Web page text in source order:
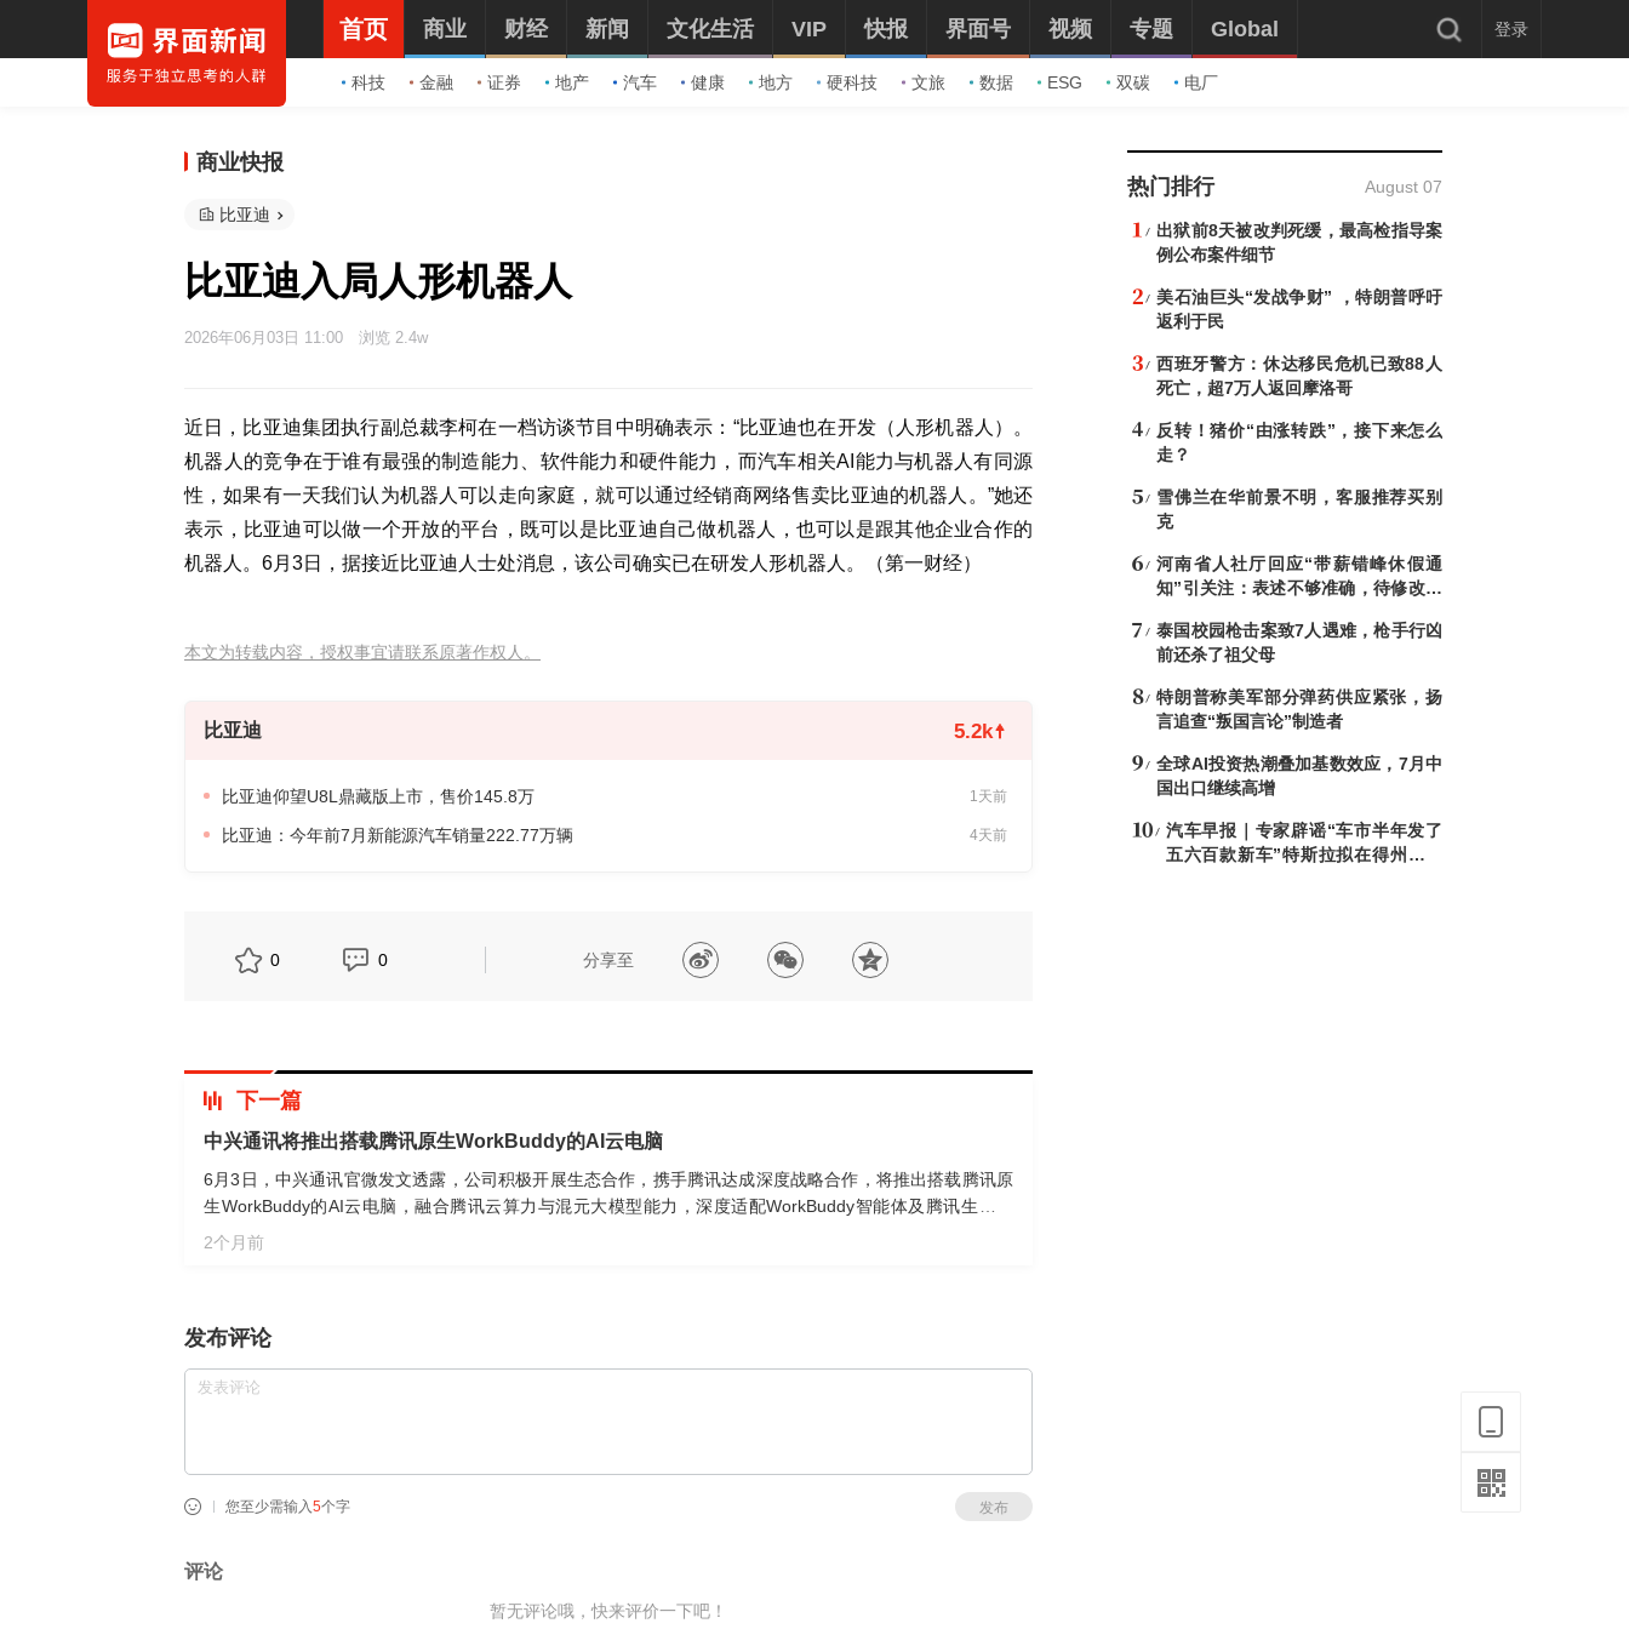
首页
科技 金融 证券 地产 汽车 健康 地方 硬科技 文旅 数据 ESG 双碳 电厂
商业 财经 新闻 文化生活 VIP 快报 界面号 视频 专题 Global 登录
商业快报
比亚迪
比亚迪入局人形机器人
2026年06月03日 11:00 浏览 2.4w
近日，比亚迪集团执行副总裁李柯在一档访谈节目中明确表示：“比亚迪也在开发（人形机器人）。
机器人的竞争在于谁有最强的制造能力、软件能力和硬件能力，而汽车相关AI能力与机器人有同源
性，如果有一天我们认为机器人可以走向家庭，就可以通过经销商网络售卖比亚迪的机器人。”她还
表示，比亚迪可以做一个开放的平台，既可以是比亚迪自己做机器人，也可以是跟其他企业合作的
机器人。6月3日，据接近比亚迪人士处消息，该公司确实已在研发人形机器人。（第一财经）
本文为转载内容，授权事宜请联系原著作权人。
比亚迪 5.2k
比亚迪仰望U8L鼎藏版上市，售价145.8万 1天前
比亚迪：今年前7月新能源汽车销量222.77万辆 4天前
0 0 分享至
下一篇
中兴通讯将推出搭载腾讯原生WorkBuddy的AI云电脑
6月3日，中兴通讯官微发文透露，公司积极开展生态合作，携手腾讯达成深度战略合作，将推出搭载腾讯原
生WorkBuddy的AI云电脑，融合腾讯云算力与混元大模型能力，深度适配WorkBuddy智能体及腾讯生态应
用，面向学生、职场人、OPC一人公司及小微团队。
2个月前
发布评论
您至少需输入 5个字 发布
评论
暂无评论哦，快来评价一下吧！
热门排行 August 07
出狱前8天被改判死缓，最高检指导案
例公布案件细节
美石油巨头“发战争财” ，特朗普呼吁
返利于民
西班牙警方：休达移民危机已致88人
死亡，超7万人返回摩洛哥
反转！猪价“由涨转跌”，接下来怎么
走？
雪佛兰在华前景不明，客服推荐买别
克
河南省人社厅回应“带薪错峰休假通
知”引关注：表述不够准确，待修改后
泰国校园枪击案致7人遇难，枪手行凶
前还杀了祖父母
特朗普称美军部分弹药供应紧张，扬
言追查“叛国言论”制造者
全球AI投资热潮叠加基数效应，7月中
国出口继续高增
汽车早报｜专家辟谣“车市半年发了
五六百款新车”特斯拉拟在得州建设